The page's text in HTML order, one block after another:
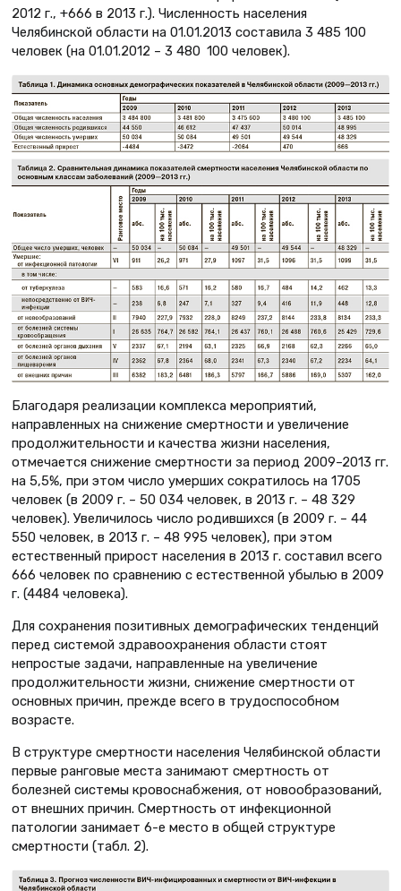
2012 г., +666 в 2013 г.). Численность населения
Челябинской области на 01.01.2013 составила 3 485 100
человек (на 01.01.2012 – 3 480 100 человек).
Благодаря реализации комплекса мероприятий,
направленных на снижение смертности и увеличение
продолжительности и качества жизни населения,
отмечается снижение смертности за период 2009–2013 гг.
на 5,5%, при этом число умерших сократилось на 1705
человек (в 2009 г. – 50 034 человек, в 2013 г. – 48 329
человек). Увеличилось число родившихся (в 2009 г. – 44
550 человек, в 2013 г. – 48 995 человек), при этом
естественный прирост населения в 2013 г. составил всего
666 человек по сравнению с естественной убылью в 2009
г. (4484 человека).
Для сохранения позитивных демографических тенденций
перед системой здравоохранения области стоят
непростые задачи, направленные на увеличение
продолжительности жизни, снижение смертности от
основных причин, прежде всего в трудоспособном
возрасте.
В структуре смертности населения Челябинской области
первые ранговые места занимают смертность от
болезней системы кровоснабжения, от новообразований,
от внешних причин. Смертность от инфекционной
патологии занимает 6-е место в общей структуре
смертности (табл. 2).